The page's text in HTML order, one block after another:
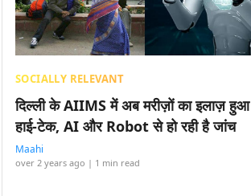
SOCIALLY RELEVANT
दिल्ली के AIIMS में अब मरीज़ों का इलाज़ हुआ
हाई-टेक, AI और Robot से हो रही है जांच
Maahi
over 2 years ago | 1 min read